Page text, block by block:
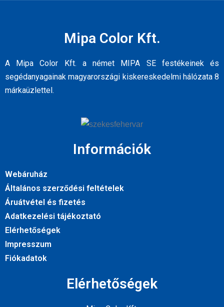
Mipa Color Kft.
A Mipa Color Kft. a német MIPA SE festékeinek és
segédanyagainak magyarországi kiskereskedelmi hálózata 8
márkaüzlettel.
Információk
Webáruház
Általános szerződési feltételek
Áruátvétel és fizetés
Adatkezelési tájékoztató
Elérhetőségek
Impresszum
Fiókadatok
Elérhetőségek